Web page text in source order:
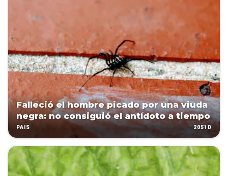
Falleció el hombre picado por una viuda
negra: no consiguió el antídoto a tiempo
PAÍS 2051D